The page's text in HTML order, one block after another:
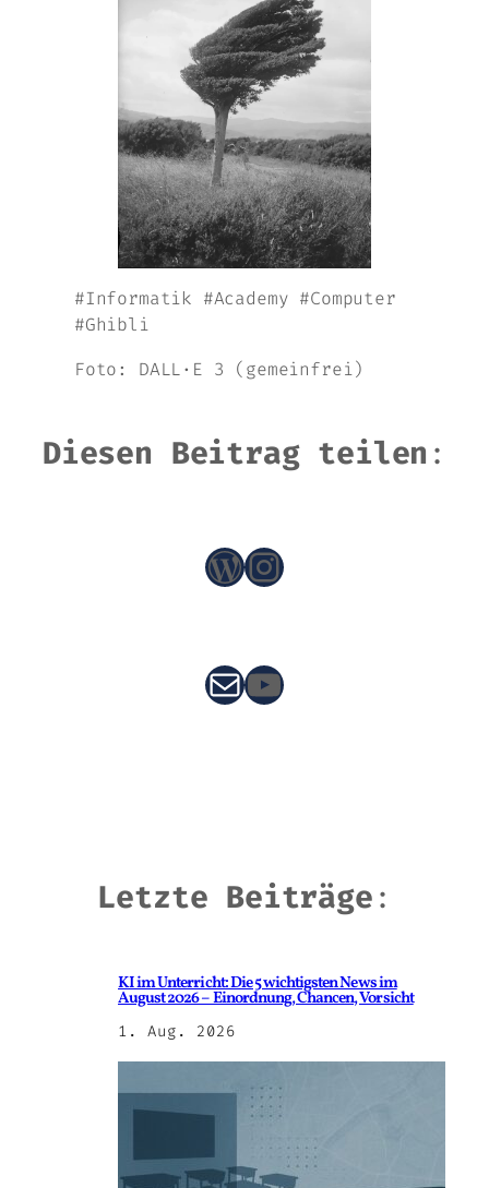
#Informatik #Academy #Computer
#Ghibli
Foto: DALL·E 3 (gemeinfrei)
Diesen Beitrag teilen :
WordPress Instagram
E-Mail YouTube
Letzte Beiträge:
KI im Unterricht: Die 5 wichtigsten News im
August 2026 – Einordnung, Chancen, Vorsicht
1. Aug. 2026